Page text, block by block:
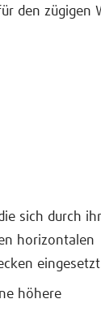
den zügigen
sich durch
horizontalen
höhere